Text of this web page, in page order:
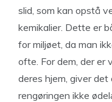
slid, som kan opstå
kemikalier. Dette er
for miljøet, da man
ofte. For dem, der er
deres hjem, giver
rengøringen ikke